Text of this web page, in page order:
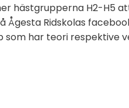
hästgrupperna H2-H5
Ågesta Ridskolas
som har teori respektive